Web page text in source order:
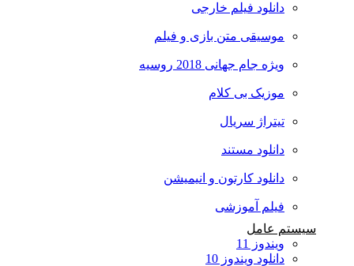
دانلود فیلم خارجی
موسیقی متن بازی و فیلم
ویژه جام جهانی 2018 روسیه
موزیک بی کلام
تیتراژ سریال
دانلود مستند
دانلود کارتون و انیمیشن
فیلم آموزشی
سیستم عامل
ویندوز 11
دانلود ویندوز 10